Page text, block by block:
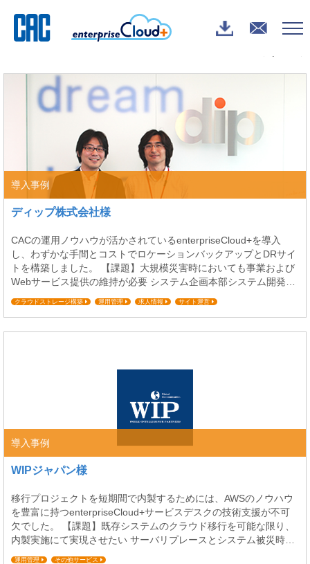
enterpriseCloud+ > 人材サービス
導入事例
ディップ株式会社様
CACの運用ノウハウが活かされているenterpriseCloud+を導入
し、わずかな手間とコストでロケーションバックアップとDRサイ
トを構築しました。 【課題】大規模災害時においても事業および
Webサービス提供の維持が必要 システム企画本部システム開発部
クラウドストレージ構築 運用管理 求人情報
サイト運営
導入事例
WIPジャパン様
移行プロジェクトを短期間で内製するためには、AWSのノウハウ
を豊富に持つenterpriseCloud+サービスデスクの技術支援が不可
欠でした。 【課題】既存システムのクラウド移行を可能な限り、
内製実施にて実現させたい サーバリプレースとシステム被災時の
運用管理 その他サービス